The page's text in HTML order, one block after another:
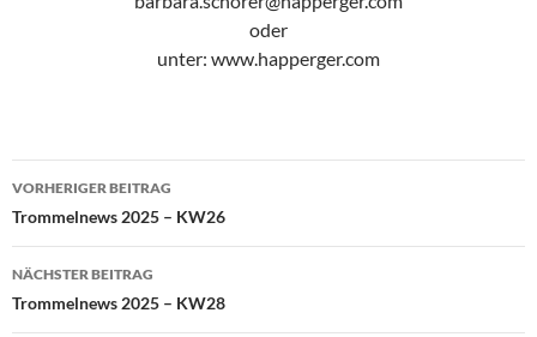
oder
unter: www.happerger.com
Beitragsnavigation
VORHERIGER BEITRAG
Trommelnews 2025 – KW26
NÄCHSTER BEITRAG
Trommelnews 2025 – KW28